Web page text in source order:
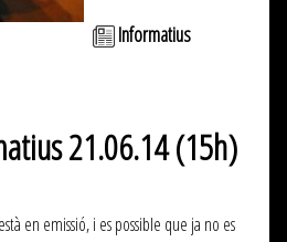
Informatius
21.06.14 (15h)
en emissió, i es possible que ja no es